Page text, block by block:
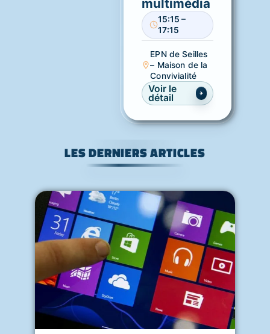
multimédia
15:15 –
17:15
EPN de Seilles
– Maison de la
Convivialité
Voir le
détail
LES DERNIERS ARTICLES